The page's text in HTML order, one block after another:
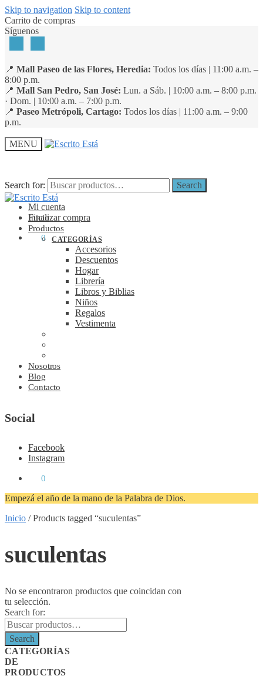
Skip to navigation Skip to content
Carrito de compras
Síguenos
📍 Mall Paseo de las Flores, Heredia: Todos los días | 11:00 a.m. –
8:00 p.m.
📍 Mall San Pedro, San José: Lun. a Sáb. | 10:00 a.m. – 8:00 p.m.
· Dom. | 10:00 a.m. – 7:00 p.m.
📍 Paseo Metrópoli, Cartago: Todos los días | 11:00 a.m. – 9:00
p.m.
MENU
Search for: Search
Mi cuenta
Finalizar compra
0
Search for: Search
Inicio
Productos
CATEGORÍAS
Accesorios
Descuentos
Hogar
Librería
Libros y Biblias
Niños
Regalos
Vestimenta
Nosotros
Blog
Contacto
Social
Facebook
Instagram
0
Empezá el año de la mano de la Palabra de Dios.
Inicio /Products tagged “suculentas”
suculentas
No se encontraron productos que coincidan con
tu selección.
Search for:
Search
CATEGORÍAS
DE
PRODUCTOS